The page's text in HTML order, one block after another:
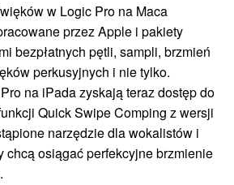
w Logic Pro na Maca
przez Apple i pakiety
bezpłatnych pętli, sampli, brzmień
perkusyjnych i nie tylko.
na iPada zyskają teraz dostęp do
Quick Swipe Comping z wersji
narzędzie dla wokalistów i
chcą osiągać perfekcyjne brzmienie